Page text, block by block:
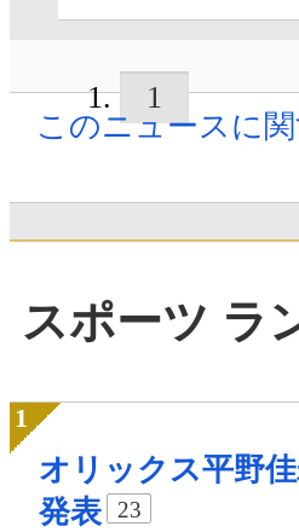
1
このニュースに
スポーツ ラ
オリックス平野
発表
23